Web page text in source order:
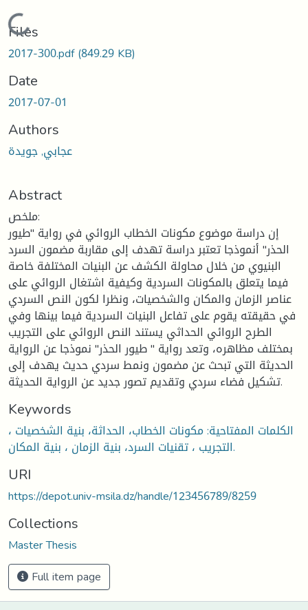
Loading...
Files
2017-300.pdf(849.29 KB)
Date
2017-07-01
Authors
عجابي, جويدة
Abstract
ملخص:
إن دراسة موضوع مكونات الخطاب الروائي في رواية "طيور
الحذر" أنموذجا تعتبر دراسة تهدف إلى مقاربة مضمون السرد
البنيوي من خلال محاولة الكشف عن البنيات المختلفة خاصة
فيما يتعلق بالمكونات السردية وكيفية اشتغال الروائي على
عناصر الزمان والمكان والشخصيات، ونظرا لكون النص السردي
في حقيقته يقوم على تفاعل البنيات السردية فيما بينها وفي
الطرح الروائي الحداثي يستند النص الروائي على التجريب
بمختلف مظاهره، وتعد رواية " طيور الحذر" نموذجا عن الرواية
الحديثة التي تبحث عن مضمون ونمط سردي حديث يهدف إلى
تشكيل فضاء سردي وتقديم تصور جديد عن الرواية الحديثة.
Keywords
الكلمات المفتاحية: مكونات الخطاب، الحداثة، بنية الشخصيات ،
التجريب ، تقنيات السرد، بنية الزمان ، بنية المكان.
URI
https://depot.univ-msila.dz/handle/123456789/8259
Collections
Master Thesis
Full item page